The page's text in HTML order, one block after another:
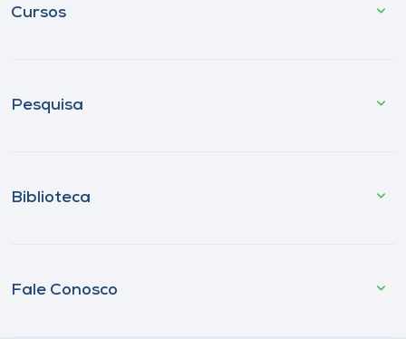
Cursos
Pesquisa
Biblioteca
Fale Conosco